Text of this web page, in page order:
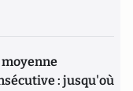
moyenne
: jusqu'où